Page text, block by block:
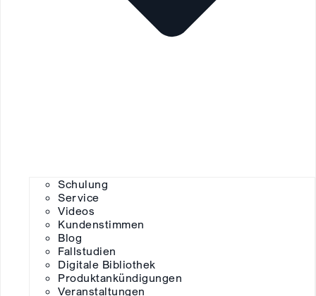
Schulung
Service
Videos
Kundenstimmen
Blog
Fallstudien
Digitale Bibliothek
Produktankündigungen
Veranstaltungen